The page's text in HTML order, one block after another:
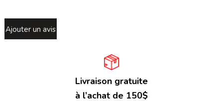
Ajouter un avis
Livraison gratuite
à l’achat de 150$